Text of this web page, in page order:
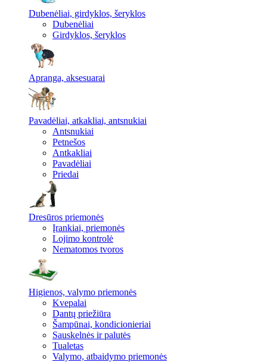
Dubenėliai, girdyklos, šeryklos
Dubenėliai
Girdyklos, šeryklos
Apranga, aksesuarai
Pavadėliai, atkakliai, antsnukiai
Antsnukiai
Petnešos
Antkakliai
Pavadėliai
Priedai
Dresūros priemonės
Įrankiai, priemonės
Lojimo kontrolė
Nematomos tvoros
Higienos, valymo priemonės
Kvepalai
Dantų priežiūra
Šampūnai, kondicionieriai
Sauskelnės ir palutės
Tualetas
Valymo, atbaidymo priemonės